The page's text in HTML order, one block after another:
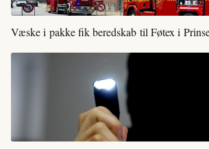
Væske i pakke fik beredskab til Føtex i